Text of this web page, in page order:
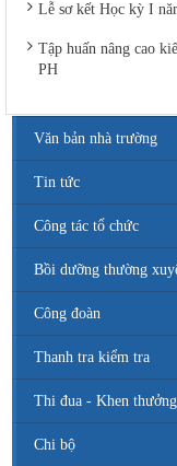
Lễ sơ kết Học kỳ I
Tập huấn nâng cao
PH
Văn bản nhà trường
Tin tức
Công tác tổ chức
Bồi dưỡng thường
Công đoàn
Thanh tra kiểm tra
Thi đua - Khen thưởng
Chi bộ
Kế hoạch tuyển
2020 - 2021.
lượt xem: 5156 | lượt
1663/SGDĐT- QLT
Hướng dẫn tuyển